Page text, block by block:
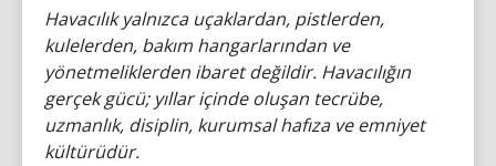
Havacılık yalnızca uçaklardan, pistlerden,
kulelerden, bakım hangarlarından ve
yönetmeliklerden ibaret değildir. Havacılığın
gerçek gücü; yıllar içinde oluşan tecrübe,
uzmanlık, disiplin, kurumsal hafıza ve emniyet
kültürüdür.